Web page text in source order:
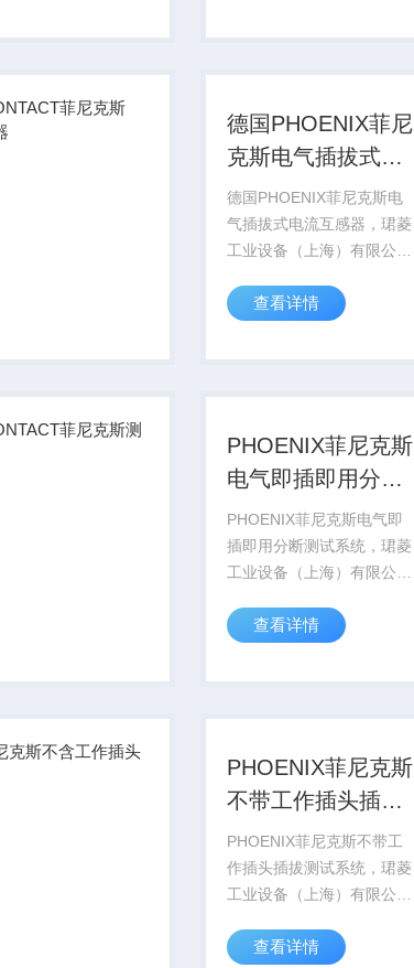
号库存现货，价格好，
德国PHOENIX菲尼
克斯电气插拔式电
流互感器
德国PHOENIX菲尼克斯电
气插拔式电流互感器，珺菱
工业设备（上海）有限公司
CONTACT菲尼克斯电气全
号库存现货，价格好，
查看详情
PHOENIX菲尼克斯
电气即插即用分断
测试系统
PHOENIX菲尼克斯电气即
插即用分断测试系统，珺菱
工业设备（上海）有限公司
CONTACT菲尼克斯电气全
号库存现货，价格好，
查看详情
PHOENIX菲尼克斯
不带工作插头插拔
测试系统
PHOENIX菲尼克斯不带工
作插头插拔测试系统，珺菱
工业设备（上海）有限公司
CONTACT菲尼克斯电气全
查看详情